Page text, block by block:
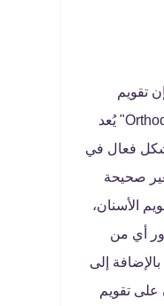
تقويم
الأسنان أو كما يُطلق عليه "Orthodontics" يُعد
فعال في
صحيحة
الأسنان،
أي من
إلى
على تقويم